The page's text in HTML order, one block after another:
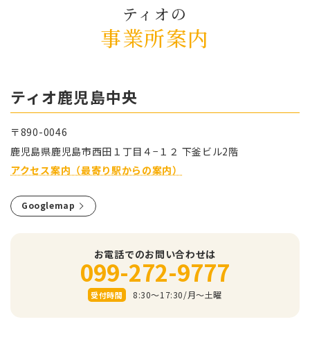
ティオの
事業所案内
ティオ⿅児島中央
〒890-0046
⿅児島県⿅児島市⻄⽥１丁⽬４−１２ 下釜ビル2階
アクセス案内（最寄り駅からの案内）
Googlemap
お電話でのお問い合わせは
099-272-9777
受付時間 8:30～17:30/⽉〜⼟曜